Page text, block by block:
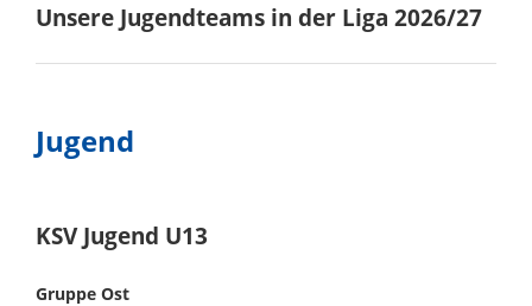
Unsere Jugendteams in der Liga 2026/27
Jugend
KSV Jugend U13
Gruppe Ost